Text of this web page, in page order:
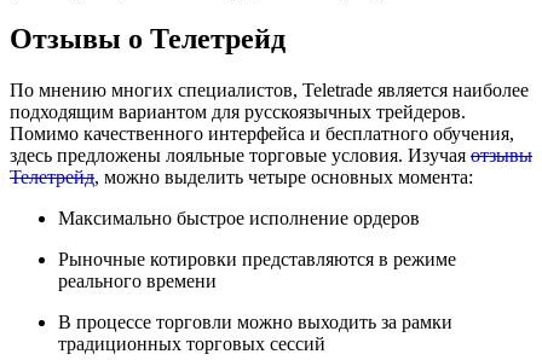
Отзывы о Телетрейд
По мнению многих специалистов, Teletrade является наиболее
подходящим вариантом для русскоязычных трейдеров.
Помимо качественного интерфейса и бесплатного обучения,
здесь предложены лояльные торговые условия. Изучая отзывы
Телетрейд, можно выделить четыре основных момента:
Максимально быстрое исполнение ордеров
Рыночные котировки представляются в режиме
реального времени
В процессе торговли можно выходить за рамки
традиционных торговых сессий